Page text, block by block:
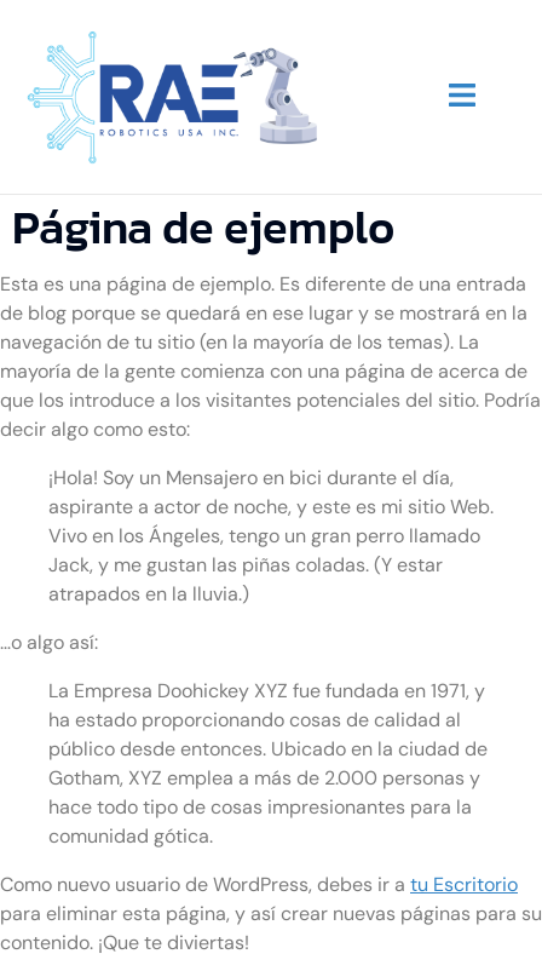
Página de ejemplo
Esta es una página de ejemplo. Es diferente de una entrada
de blog porque se quedará en ese lugar y se mostrará en la
navegación de tu sitio (en la mayoría de los temas). La
mayoría de la gente comienza con una página de acerca de
que los introduce a los visitantes potenciales del sitio. Podría
decir algo como esto:
¡Hola! Soy un Mensajero en bici durante el día,
aspirante a actor de noche, y este es mi sitio Web.
Vivo en los Ángeles, tengo un gran perro llamado
Jack, y me gustan las piñas coladas. (Y estar
atrapados en la lluvia.)
…o algo así:
La Empresa Doohickey XYZ fue fundada en 1971, y
ha estado proporcionando cosas de calidad al
público desde entonces. Ubicado en la ciudad de
Gotham, XYZ emplea a más de 2.000 personas y
hace todo tipo de cosas impresionantes para la
comunidad gótica.
Como nuevo usuario de WordPress, debes ir a tu Escritorio
para eliminar esta página, y así crear nuevas páginas para su
contenido. ¡Que te diviertas!